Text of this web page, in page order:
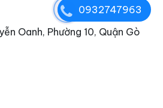
Oanh, Phường 10, Quận Gò
0932747963